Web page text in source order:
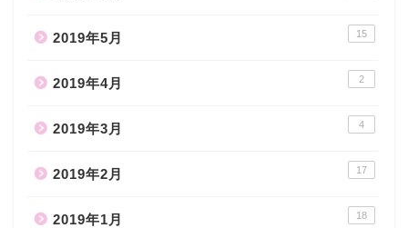
2019年5月 15
2019年4月 2
2019年3月 4
2019年2月 17
2019年1月 18